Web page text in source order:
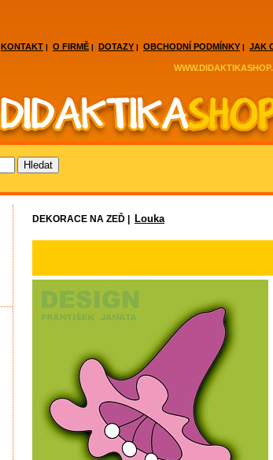
KONTAKT | O FIRMĚ | DOTAZY | OBCHODNÍ PODMÍNKY | JAK
DEKORACE NA ZEĎ | Louka